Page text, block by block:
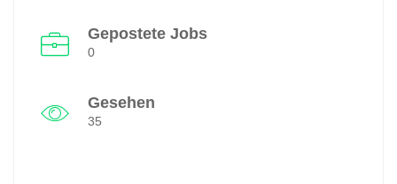
Gepostete Jobs
0
Gesehen
35